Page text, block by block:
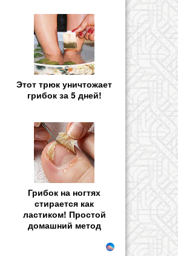
Этот трюк уничтожает
грибок за 5 дней!
Грибок на ногтях
стирается как
ластиком! Простой
домашний метод